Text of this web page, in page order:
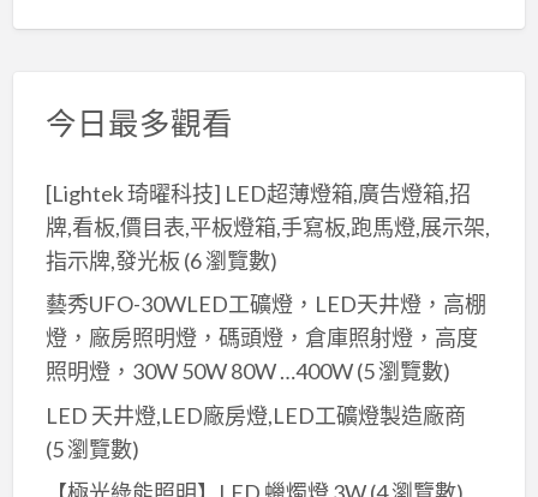
今日最多觀看
[Lightek 琦曜科技] LED超薄燈箱,廣告燈箱,招
牌,看板,價目表,平板燈箱,手寫板,跑馬燈,展示架,
指示牌,發光板 (6 瀏覽數)
藝秀UFO-30WLED工礦燈，LED天井燈，高棚
燈，廠房照明燈，碼頭燈，倉庫照射燈，高度
照明燈，30W 50W 80W …400W(5 瀏覽數)
LED 天井燈,LED廠房燈,LED工礦燈製造廠商
(5 瀏覽數)